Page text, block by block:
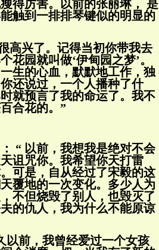
得厉害。以前的张丽琳， 是
触到一排排琴键似的明显的
高兴了。记得当初你带我去
花园就叫做‘伊甸园之梦’。
生的心血，默默地工作，独
还说过， 一个人播种了什
就预言了我的命运了。我不
合花的。”
“ 以前，我想我是绝对不会
诅咒你。我希望你天打雷
可是，自从经过了宋毅的这
覆地的一次变化。多少人为
不但烧毁了别人，也毁灭了
的仇人，我为什么不能原谅
以前，我曾经爱过一个女孩